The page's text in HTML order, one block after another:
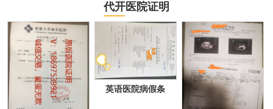
代开医院证明
英语医院病假条